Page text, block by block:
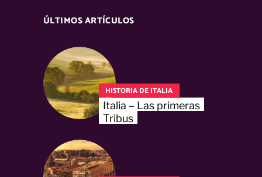
ÚLTIMOS ARTÍCULOS
HISTORIA DE ITALIA
Italia – Las primeras
Tribus